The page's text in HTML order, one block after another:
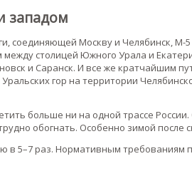
западом
соединяющей Москву и Челябинск, М-
столицей Южного Урала и
и Саранск. И все же кратчайшим
гор на территории
больше ни на одной трассе
обогнать. Особенно зимой после
5–7 раз. Нормативным требованиям